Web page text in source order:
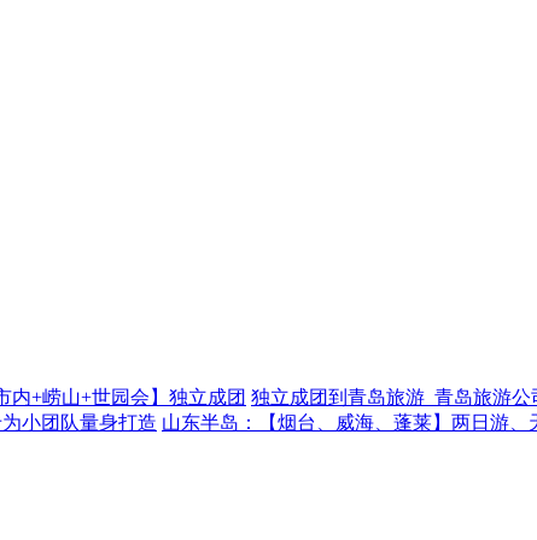
内+崂山+世园会】独立成团 独立成团到青岛旅游_青岛旅游
小团队量身打造 山东半岛：【烟台、威海、蓬莱】两日游、